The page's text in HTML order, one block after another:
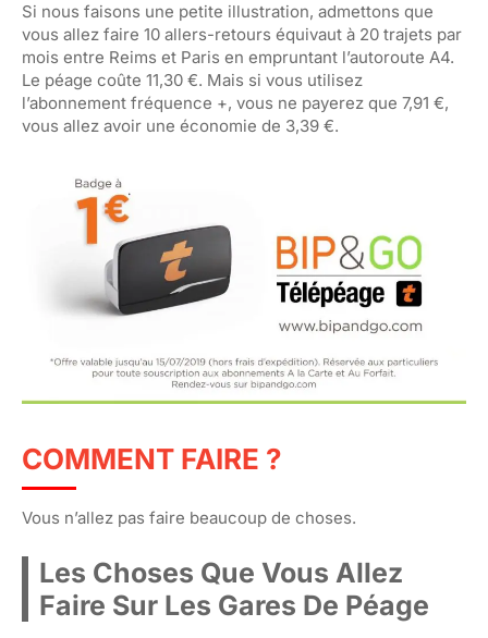
Si nous faisons une petite illustration, admettons que
vous allez faire 10 allers-retours équivaut à 20 trajets par
mois entre Reims et Paris en empruntant l’autoroute A4.
Le péage coûte 11,30 €. Mais si vous utilisez
l’abonnement fréquence +, vous ne payerez que 7,91 €,
vous allez avoir une économie de 3,39 €.
COMMENT FAIRE ?
Vous n’allez pas faire beaucoup de choses.
Les Choses Que Vous Allez
Faire Sur Les Gares De Péage